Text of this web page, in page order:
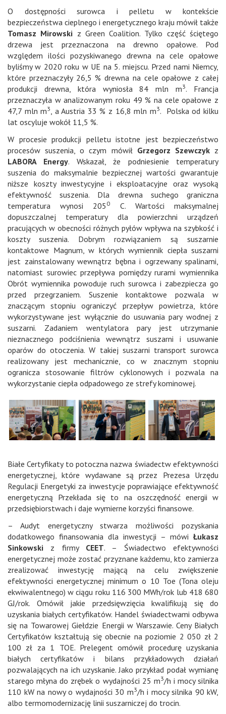
O dostępności surowca i pelletu w kontekście
bezpieczeństwa cieplnego i energetycznego kraju mówił także
Tomasz Mirowski z Green Coalition. Tylko część ściętego
drzewa jest przeznaczona na drewno opałowe. Pod
względem ilości pozyskiwanego drewna na cele opałowe
byliśmy w 2020 roku w UE na 5. miejscu. Przed nami Niemcy,
które przeznaczyły 26,5 % drewna na cele opałowe z całej
produkcji drewna, która wyniosła 84 mln m3. Francja
przeznaczyła w analizowanym roku 49 % na cele opałowe z
47,7 mln m3, a Austria 33 % z 16,8 mln m3. Polska od kilku
lat oscyluje wokół 11,5 %.
W procesie produkcji pelletu istotne jest bezpieczeństwo
procesów suszenia, o czym mówił Grzegorz Szewczykz
LABORA Energy. Wskazał, że podniesienie temperatury
suszenia do maksymalnie bezpiecznej wartości gwarantuje
niższe koszty inwestycyjne i eksploatacyjne oraz wysoką
efektywność suszenia. Dla drewna suchego graniczna
temperatura wynosi 205 0
C. Wartości maksymalnej
dopuszczalnej temperatury dla powierzchni urządzeń
pracujących w obecności różnych pyłów wpływa na szybkość i
koszty suszenia. Dobrym rozwiązaniem są suszarnie
kontaktowe Magnum, w których wymiennik ciepła suszarni
jest zainstalowany wewnątrz bębna i ogrzewany spalinami,
natomiast surowiec przepływa pomiędzy rurami wymiennika
Obrót wymiennika powoduje ruch surowca i zabezpiecza go
przed przegrzaniem. Suszenie kontaktowe pozwala w
znaczącym stopniu ograniczyć przepływ powietrza, które
wykorzystywane jest wyłącznie do usuwania pary wodnej z
suszarni. Zadaniem wentylatora pary jest utrzymanie
nieznacznego podciśnienia wewnątrz suszarni i usuwanie
oparów do otoczenia. W takiej suszarni transport surowca
realizowany jest mechanicznie, co w znacznym stopniu
ogranicza stosowanie filtrów cyklonowych i pozwala na
wykorzystanie ciepła odpadowego ze strefy kominowej.
Białe Certyfikaty to potoczna nazwa świadectw efektywności
energetycznej, które wydawane są przez Prezesa Urzędu
Regulacji Energetyki za inwestycje poprawiające efektywność
energetyczną Przekłada się to na oszczędność energii w
przedsiębiorstwach i daje wymierne korzyści finansowe.
– Audyt energetyczny stwarza możliwości pozyskania
dodatkowego finansowania dla inwestycji – mówi Łukasz
Sinkowski z firmy CEET. – Świadectwo efektywności
energetycznej może zostać przyznane każdemu, kto zamierza
zrealizować inwestycję mającą na celu zwiększenie
efektywności energetycznej minimum o 10 Toe (Tona oleju
ekwiwalentnego) w ciągu roku 116 300 MWh/rok lub 418 680
GJ/rok. Omówił jakie przedsięwzięcia kwalifikują się do
uzyskania białych certyfikatów. Handel świadectwami odbywa
się na Towarowej Giełdzie Energii w Warszawie. Ceny Białych
Certyfikatów kształtują się obecnie na poziomie 2 050 zł 2
100 zł za 1 TOE. Prelegent omówił procedurę uzyskania
białych certyfikatów i bilans przykładowych działań
pozwalających na ich uzyskanie. Jako przykład podał wymianę
starego młyna do zrębek o wydajności 25 m3/h i mocy silnika
110 kW na nowy o wydajności 30 m3/h i mocy silnika 90 kW,
albo termomodernizację linii suszarniczej do trocin.